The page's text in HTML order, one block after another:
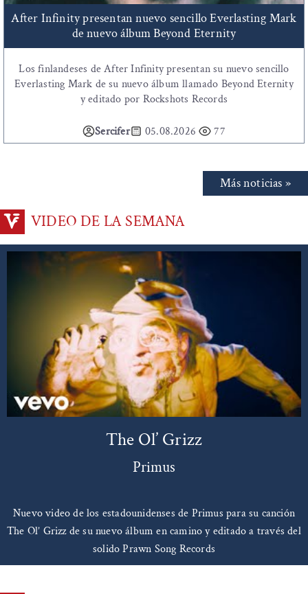
After Infinity presentan nuevo sencillo Everlasting Mark
de nuevo álbum Beyond Eternity
Los finlandeses de After Infinity presentan su nuevo sencillo
Everlasting Mark de su nuevo álbum llamado Beyond Eternity
y editado por Rockshots Records
Sercifer 05.08.2026 77
Más noticias »
VIDEO DE LA SEMANA
The Ol’ Grizz
Primus
Nuevo video de los estadounidenses de Primus para su canción
The Ol’ Grizz de su nuevo álbum en camino y editado a través del
solido Prawn Song Records